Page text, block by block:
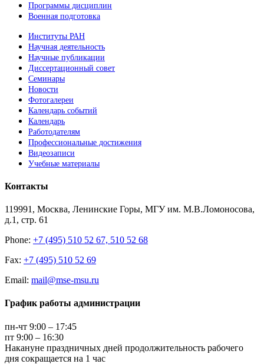
Программы дисциплин
Военная подготовка
Институты РАН
Научная деятельность
Научные публикации
Диссертационный совет
Семинары
Новости
Фотогалереи
Календарь событий
Календарь
Работодателям
Профессиональные достижения
Видеозаписи
Учебные материалы
Контакты
119991, Москва, Ленинские Горы, МГУ им. М.В.Ломоносова,
д.1, стр. 61
Phone: +7 (495) 510 52 67, 510 52 68
Fax: +7 (495) 510 52 69
Email: mail@mse-msu.ru
График работы администрации
пн-чт 9:00 – 17:45
пт 9:00 – 16:30
Накануне праздничных дней продолжительность рабочего
дня сокращается на 1 час